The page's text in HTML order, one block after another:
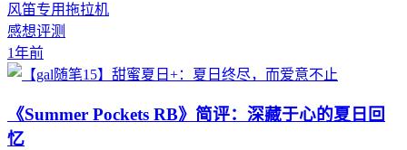
风笛专用拖拉机
感想评测
1年前
《Summer Pockets RB》简评：深藏于心的夏日回
忆